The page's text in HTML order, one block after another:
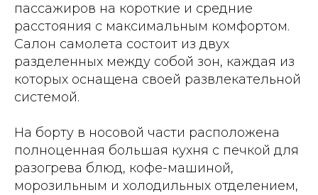
пассажиров на короткие и средние
расстояния с максимальным комфортом.
Салон самолета состоит из двух
разделенных между собой зон, каждая из
которых оснащена своей развлекательной
системой.
На борту в носовой части расположена
полноценная большая кухня с печкой для
разогрева блюд, кофе-машиной,
морозильным и холодильных отделением,